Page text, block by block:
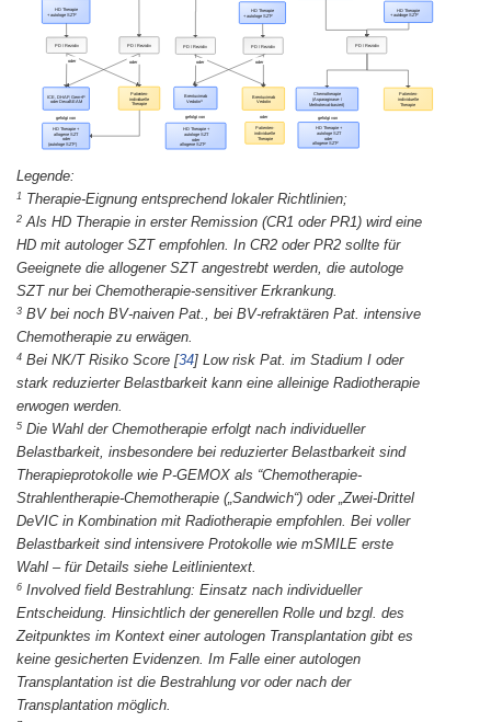
1 Therapie-Eignung entsprechend lokaler Richtlinien;
2 Als HD Therapie in erster Remission (CR1 oder PR1) wird eine
HD mit autologer SZT empfohlen. In CR2 oder PR2 sollte für
Geeignete die allogener SZT angestrebt werden, die autologe
SZT nur bei Chemotherapie-sensitiver Erkrankung.
3 BV bei noch BV-naiven Pat., bei BV-refraktären Pat. intensive
Chemotherapie zu erwägen.
4 Bei NK/T Risiko Score [34] Low risk Pat. im Stadium I oder
stark reduzierter Belastbarkeit kann eine alleinige Radiotherapie
erwogen werden.
5 Die Wahl der Chemotherapie erfolgt nach individueller
Belastbarkeit, insbesondere bei reduzierter Belastbarkeit sind
Therapieprotokolle wie P-GEMOX als “Chemotherapie-
Strahlentherapie-Chemotherapie („Sandwich“) oder „Zwei-Drittel
DeVIC in Kombination mit Radiotherapie empfohlen. Bei voller
Belastbarkeit sind intensivere Protokolle wie mSMILE erste
Wahl – für Details siehe Leitlinientext.
6 Involved field Bestrahlung: Einsatz nach individueller
Entscheidung. Hinsichtlich der generellen Rolle und bzgl. des
Zeitpunktes im Kontext einer autologen Transplantation gibt es
keine gesicherten Evidenzen. Im Falle einer autologen
Transplantation ist die Bestrahlung vor oder nach der
Transplantation möglich.